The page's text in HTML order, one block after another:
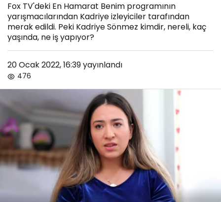
Fox TV'deki En Hamarat Benim programının
yarışmacılarından Kadriye izleyiciler tarafından
merak edildi. Peki Kadriye Sönmez kimdir, nereli, kaç
yaşında, ne iş yapıyor?
20 Ocak 2022, 16:39yayınlandı
476